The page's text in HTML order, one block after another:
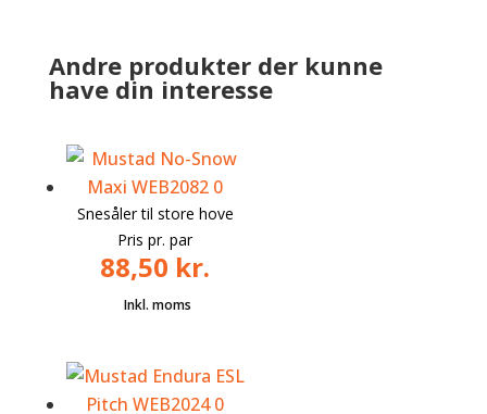
Andre produkter der kunne
have din interesse
Snesåler til store hove
Pris pr. par
88,50 kr.